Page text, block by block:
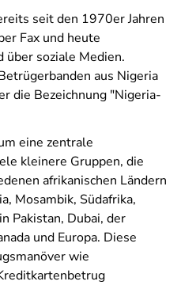
seit den 1970er Jahren
Fax und heute
über soziale Medien.
aus Nigeria
die Bezeichnung "Nigeria-
eine zentrale
kleinere Gruppen, die
afrikanischen Ländern
Mosambik, Südafrika,
Pakistan, Dubai, der
und Europa. Diese
wie